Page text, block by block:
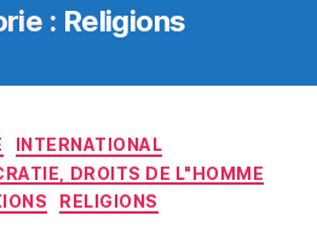
: Religions
Catégories
INTERNATIONAL
DROITS DE L"HOMME
RELIGIONS